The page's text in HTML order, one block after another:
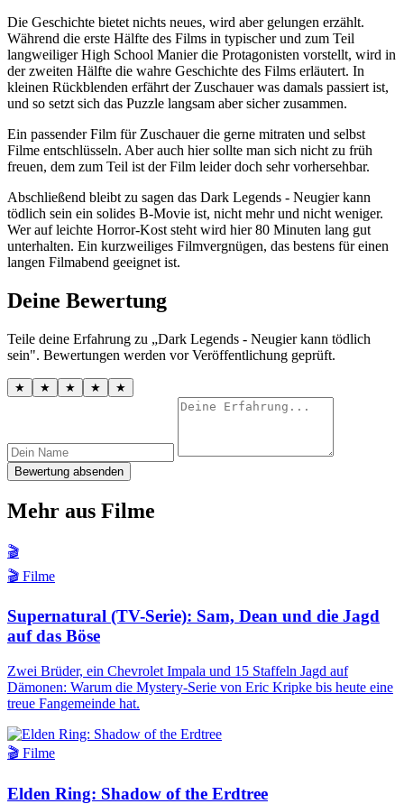
Die Geschichte bietet nichts neues, wird aber gelungen erzählt.
Während die erste Hälfte des Films in typischer und zum Teil
langweiliger High School Manier die Protagonisten vorstellt, wird in
der zweiten Hälfte die wahre Geschichte des Films erläutert. In
kleinen Rückblenden erfährt der Zuschauer was damals passiert ist,
und so setzt sich das Puzzle langsam aber sicher zusammen.
Ein passender Film für Zuschauer die gerne mitraten und selbst
Filme entschlüsseln. Aber auch hier sollte man sich nicht zu früh
freuen, dem zum Teil ist der Film leider doch sehr vorhersehbar.
Abschließend bleibt zu sagen das Dark Legends - Neugier kann
tödlich sein ein solides B-Movie ist, nicht mehr und nicht weniger.
Wer auf leichte Horror-Kost steht wird hier 80 Minuten lang gut
unterhalten. Ein kurzweiliges Filmvergnügen, das bestens für einen
langen Filmabend geeignet ist.
Deine Bewertung
Teile deine Erfahrung zu „Dark Legends - Neugier kann tödlich
sein". Bewertungen werden vor Veröffentlichung geprüft.
★ ★ ★ ★ ★
Bewertung absenden
Mehr aus Filme
🎬
🎬 Filme
Supernatural (TV-Serie): Sam, Dean und die Jagd
auf das Böse
Zwei Brüder, ein Chevrolet Impala und 15 Staffeln Jagd auf
Dämonen: Warum die Mystery-Serie von Eric Kripke bis heute eine
treue Fangemeinde hat.
🎬 Filme
Elden Ring: Shadow of the Erdtree